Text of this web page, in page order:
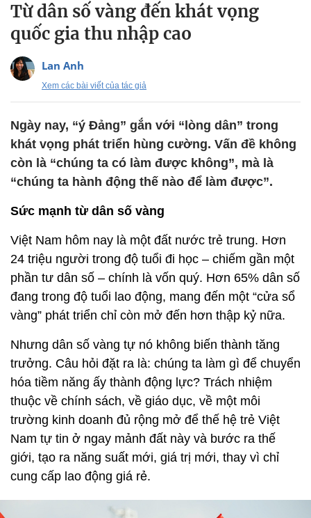
Từ dân số vàng đến khát vọng
quốc gia thu nhập cao
Lan Anh
Xem các bài viết của tác giả
Ngày nay, “ý Đảng” gắn với “lòng dân” trong
khát vọng phát triển hùng cường. Vấn đề không
còn là “chúng ta có làm được không”, mà là
“chúng ta hành động thế nào để làm được”.
Sức mạnh từ dân số vàng
Việt Nam hôm nay là một đất nước trẻ trung. Hơn
24 triệu người trong độ tuổi đi học – chiếm gần một
phần tư dân số – chính là vốn quý. Hơn 65% dân số
đang trong độ tuổi lao động, mang đến một “cửa sổ
vàng” phát triển chỉ còn mở đến hơn thập kỷ nữa.
Nhưng dân số vàng tự nó không biến thành tăng
trưởng. Câu hỏi đặt ra là: chúng ta làm gì để chuyển
hóa tiềm năng ấy thành động lực? Trách nhiệm
thuộc về chính sách, về giáo dục, về một môi
trường kinh doanh đủ rộng mở để thế hệ trẻ Việt
Nam tự tin ở ngay mảnh đất này và bước ra thế
giới, tạo ra năng suất mới, giá trị mới, thay vì chỉ
cung cấp lao động giá rẻ.